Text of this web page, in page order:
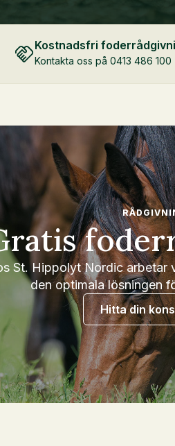
Kostnadsfri
Kontakta oss på 0413 486 100
St. Hippolyt Nordic arbetar
den optimala lösningen
Hitta din